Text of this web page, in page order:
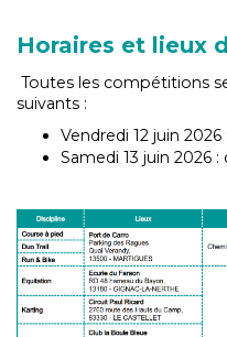
Horaires et lieux
Toutes les compétitions
suivants :
Vendredi 12 juin
Samedi 13 juin 2026